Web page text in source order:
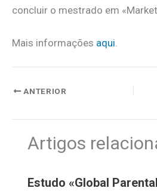
concluir o mestrado em
Mais informações aqui.
ANTERIOR
Artigos
Estudo «Global